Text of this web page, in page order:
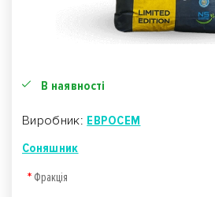
В наявності
Виробник: ЕВРОСЕМ
Соняшник
Фракція